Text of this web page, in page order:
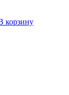
корзину